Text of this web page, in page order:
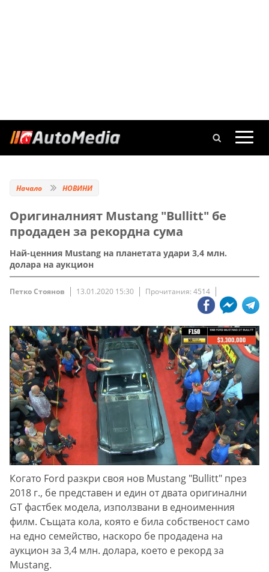
Начало НОВИНИ
Оригиналният Mustang "Bullitt" бе
продаден за рекордна сума
Най-ценния Mustang на планетата удари 3,4 млн.
долара на аукцион
Петко Стоянов 13.01.2020 15:30 Прочитания: 4514
Когато Ford разкри своя нов Mustang "Bullitt" през
2018 г., бе представен и един от двата оригинални
GT фастбек модела, използвани в едноименния
филм. Същата кола, която е била собственост само
на едно семейство, наскоро бе продадена на
аукцион за 3,4 млн. долара, което е рекорд за
Mustang.